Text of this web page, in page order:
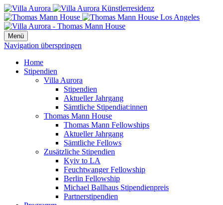
Menü
Navigation überspringen
Home
Stipendien
Villa Aurora
Stipendien
Aktueller Jahrgang
Sämtliche Stipendiat:innen
Thomas Mann House
Thomas Mann Fellowships
Aktueller Jahrgang
Sämtliche Fellows
Zusätzliche Stipendien
Kyiv to LA
Feuchtwanger Fellowship
Berlin Fellowship
Michael Ballhaus Stipendienpreis
Partnerstipendien